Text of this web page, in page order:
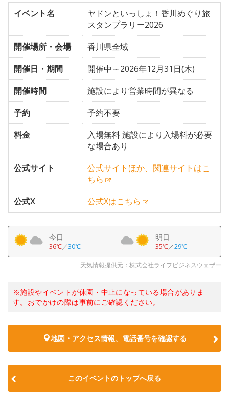
イベント名
ヤドンといっしょ！香川めぐり旅
スタンプラリー2026
開催場所・会場
香川県全域
開催日・期間
開催中～2026年12月31日(木)
開催時間
施設により営業時間が異なる
予約
予約不要
料金
入場無料 施設により入場料が必要
な場合あり
公式サイト
公式サイトほか、関連サイトはこ
ちら
公式X
公式Xはこちら
今日
36℃／30℃
明日
35℃／29℃
天気情報提供元：株式会社ライフビジネスウェザー
※施設やイベントが休園・中止になっている場合がありま
す。おでかけの際は事前にご確認ください。
地図・アクセス情報、電話番号を確認する
このイベントのトップへ戻る